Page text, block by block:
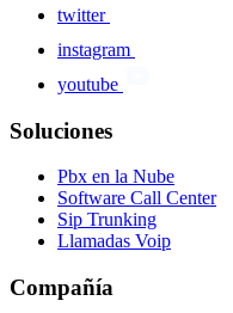
twitter
instagram
youtube
Soluciones
Pbx en la Nube
Software Call Center
Sip Trunking
Llamadas Voip
Compañía